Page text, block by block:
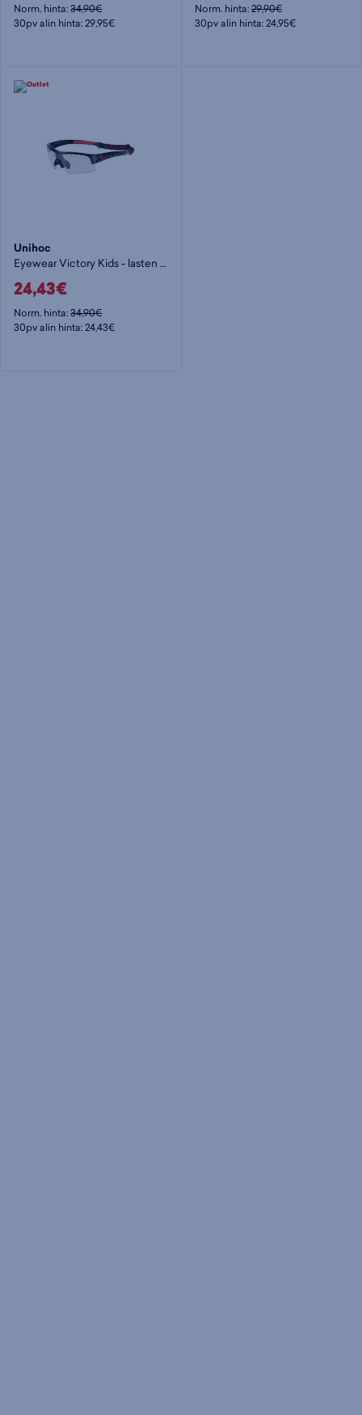
Norm. hinta:34,90€
30pv alin hinta: 29,95€
Norm. hinta:29,90€
30pv alin hinta: 24,95€
Unihoc
Eyewear Victory Kids - lasten urheilulasit
24,43€
Norm. hinta:34,90€
30pv alin hinta: 24,43€